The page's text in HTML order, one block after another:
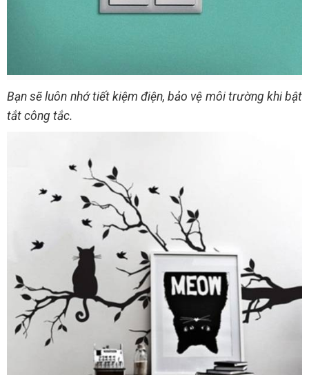
Bạn sẽ luôn nhớ tiết kiệm điện, bảo vệ môi trường khi bật
tắt công tắc.